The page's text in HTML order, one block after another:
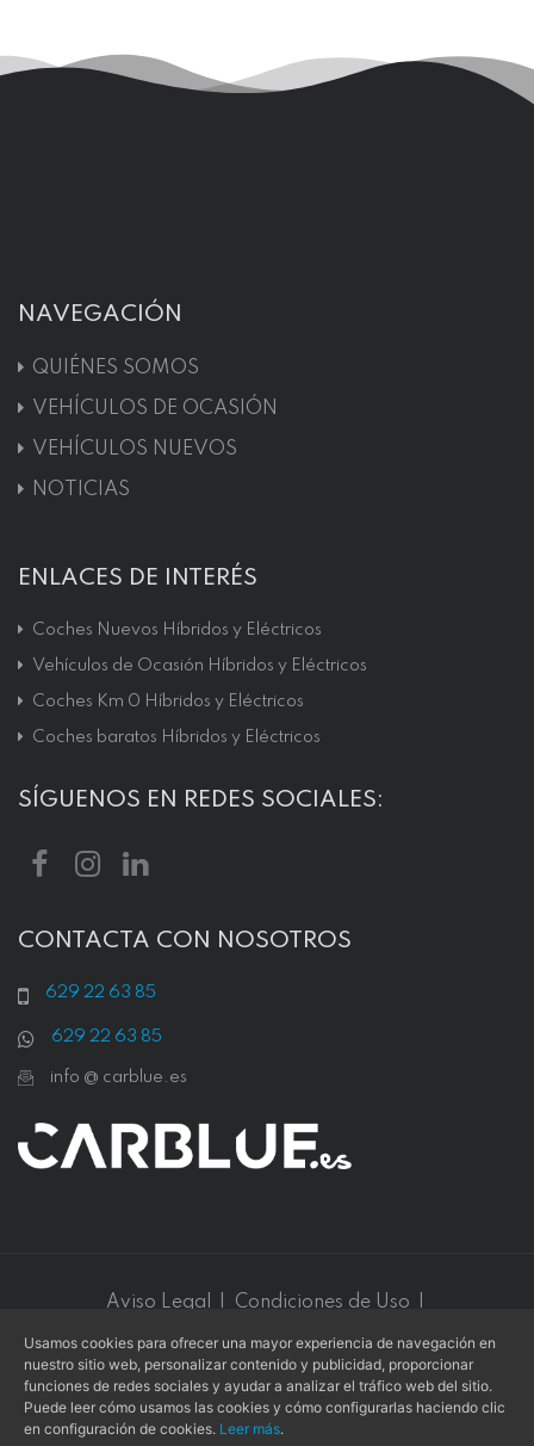
NAVEGACIÓN
QUIÉNES SOMOS
VEHÍCULOS DE OCASIÓN
VEHÍCULOS NUEVOS
NOTICIAS
ENLACES DE INTERÉS
Coches Nuevos Híbridos y Eléctricos
Vehículos de Ocasión Híbridos y Eléctricos
Coches Km 0 Híbridos y Eléctricos
Coches baratos Híbridos y Eléctricos
SÍGUENOS EN REDES SOCIALES:
CONTACTA CON NOSOTROS
629 22 63 85
629 22 63 85
info @ carblue.es
Aviso Legal Condiciones de Uso
Este sitio web está protegido por reCAPTCHA v3y se aplican
la Política de privacidady losTérminos de servicio deGoogle
Usamos cookies para ofrecer una mayor experiencia de navegación en
nuestro sitio web, personalizar contenido y publicidad, proporcionar
funciones de redes sociales y ayudar a analizar el tráfico web del sitio.
Puede leer cómo usamos las cookies y cómo configurarlas haciendo clic
en configuración de cookies. Leer más.